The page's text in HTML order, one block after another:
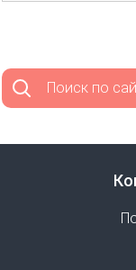
Поиск по